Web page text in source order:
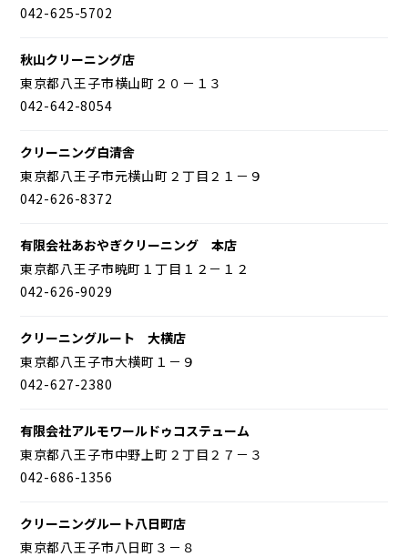
042-625-5702
秋山クリーニング店
東京都八王子市横山町２０－１３
042-642-8054
クリーニング白清舎
東京都八王子市元横山町２丁目２１－９
042-626-8372
有限会社あおやぎクリーニング 本店
東京都八王子市暁町１丁目１２－１２
042-626-9029
クリーニングルート 大横店
東京都八王子市大横町１－９
042-627-2380
有限会社アルモワールドゥコステューム
東京都八王子市中野上町２丁目２７－３
042-686-1356
クリーニングルート八日町店
東京都八王子市八日町３－８